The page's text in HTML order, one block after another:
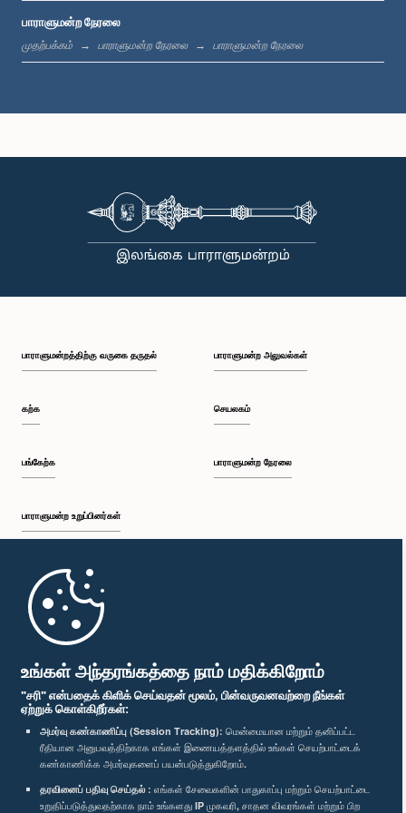
உங்கள் அந்தரங்கத்தை நாம் மதிக்கிறோம்
"சரி" என்பதைக் கிளிக் செய்வதன் மூலம், பின்வருவனவற்றை நீங்கள்
ஏற்றுக் கொள்கிறீர்கள்:
அமர்வு கண்காணிப்பு (Session Tracking): மென்மையான மற்றும் தனிப்பட்ட
ரீதியான அனுபவத்திற்காக எங்கள் இணையத்தளத்தில் உங்கள் செயற்பாட்டைக்
கண்காணிக்க அமர்வுகளைப் பயன்படுத்துகிறோம்.
தரவினைப் பதிவு செய்தல் : எங்கள் சேவைகளின் பாதுகாப்பு மற்றும் செயற்பாட்டை
உறுதிப்படுத்துவதற்காக நாம் உங்களது IP முகவரி, சாதன விவரங்கள் மற்றும் பிற
பி.ப. 1:33 - பி.ப. 1:39
பி.ப. 1:50 - பி.ப. 1:59
பி.ப. 1:59 - பி.ப. 2:10
பி.ப. 2:19 - பி.ப. 2:29
பி.ப. 2:37 - பி.ப. 2:46
பி.ப. 2:46 - பி.ப. 2:55
பி.ப. 2:55 - பி.ப. 3:05
பாராளுமன்ற நேரலை
முதற்பக்கம் பாராளுமன்ற நேரலை பாராளுமன்ற நேரலை
பாராளுமன்றத்திற்கு வருகை தருதல்
கற்க
பங்கேற்க
பாராளுமன்ற உறுப்பினர்கள்
முதற்பக்கம்
பாராளுமன்ற அலுவல்கள்
செயலகம்
பாராளுமன்ற நேரலை
பாராளுமன்ற கையடக்க செயலி
எம்மை பின்தொடர்க :
விருதுகள்